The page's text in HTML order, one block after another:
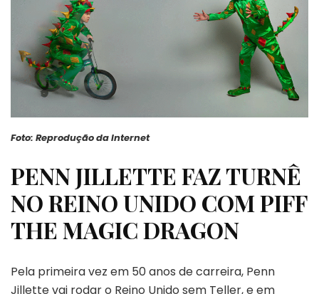
Foto: Reprodução da Internet
PENN JILLETTE FAZ TURNÊ
NO REINO UNIDO COM PIFF
THE MAGIC DRAGON
Pela primeira vez em 50 anos de carreira, Penn
Jillette vai rodar o Reino Unido sem Teller, e em